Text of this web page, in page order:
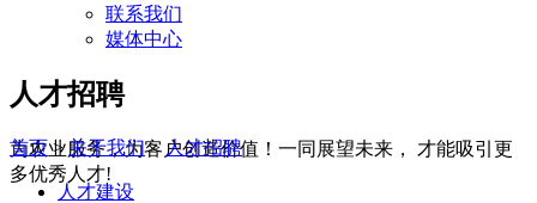
联系我们
媒体中心
人才招聘
为农业服务，为客户创造价值！一同展望未来， 才能吸引更
多优秀人才!
首页>关于我们> 人才招聘
人才建设